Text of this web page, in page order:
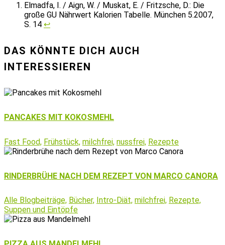
Elmadfa, I. / Aign, W. / Muskat, E. / Fritzsche, D.: Die
große GU Nährwert Kalorien Tabelle. München 5.2007,
S. 14 ↩︎
DAS KÖNNTE DICH AUCH
INTERESSIEREN
PANCAKES MIT KOKOSMEHL
Fast Food, Frühstück, milchfrei, nussfrei, Rezepte
RINDERBRÜHE NACH DEM REZEPT VON MARCO CANORA
Alle Blogbeiträge, Bücher, Intro-Diät, milchfrei, Rezepte,
Suppen und Eintöpfe